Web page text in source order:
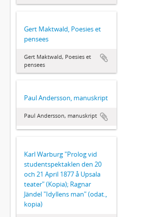
Gert Maktwald, Poesies et
pensees
Gert Maktwald, Poesies et
pensees
Paul Andersson, manuskript
Paul Andersson, manuskript
Karl Warburg "Prolog vid
studentspektaklen den 20
och 21 April 1877 å Upsala
teater" (Kopia); Ragnar
Jändel "Idyllens man" (odat.,
kopia)